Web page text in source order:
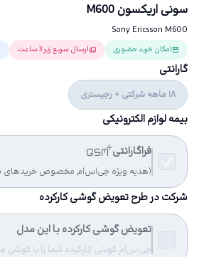
سونی اریکسون M600
Sony Ericsson M600
امکان خرید حضوری ارسال سریع زیر 3 ساعت
گارانتی
18 ماهه شرکتی + رجیستری
بیمه لوازم الکترونیکی
فراگارانتی
(هدیه ویژه جی‌اس‌ام مخصوص خریدهای
شرکت در طرح تعویض گوشی کارکرده
تعویض گوشی کارکرده با این مدل
جی‌اس‌ام گوشی کارکرده شما را با گوشی